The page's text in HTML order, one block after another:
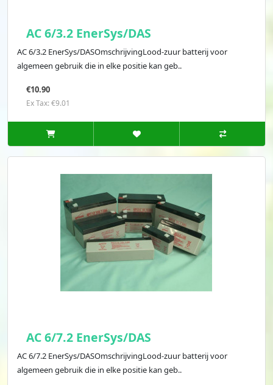
AC 6/3.2 EnerSys/DAS
AC 6/3.2 EnerSys/DASOmschrijvingLood-zuur batterij voor
algemeen gebruik die in elke positie kan geb..
€10.90
Ex Tax: €9.01
AC 6/7.2 EnerSys/DAS
AC 6/7.2 EnerSys/DASOmschrijvingLood-zuur batterij voor
algemeen gebruik die in elke positie kan geb..